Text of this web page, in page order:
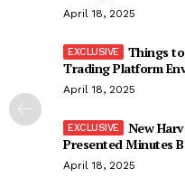
April 18, 2025
Things
Trading Platform
April 18, 2025
New
Presented Minutes
April 18, 2025